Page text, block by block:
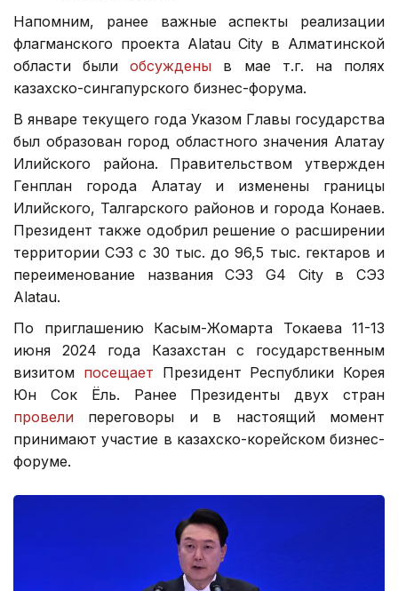
Напомним, ранее важные аспекты реализации
флагманского проекта Alatau City в Алматинской
области былиобсуждены в мае т.г. на полях
казахско-сингапурского бизнес-форума.
В январе текущего года Указом Главы государства
был образован город областного значения Алатау
Илийского района. Правительством утвержден
Генплан города Алатау и изменены границы
Илийского, Талгарского районов и города Конаев.
Президент также одобрил решение о расширении
территории СЭЗ с 30 тыс. до 96,5 тыс. гектаров и
переименование названия СЭЗ G4 City в СЭЗ
Alatau.
По приглашению Касым-Жомарта Токаева 11-13
июня 2024 года Казахстан с государственным
визитом посещает Президент Республики Корея
Юн Сок Ёль. Ранее Президенты двух стран
провели переговоры и в настоящий момент
принимают участие в казахско-корейском бизнес-
форуме.